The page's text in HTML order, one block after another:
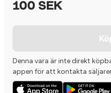
100 SEK
Denna vara är inte direkt
appen för att kontakta